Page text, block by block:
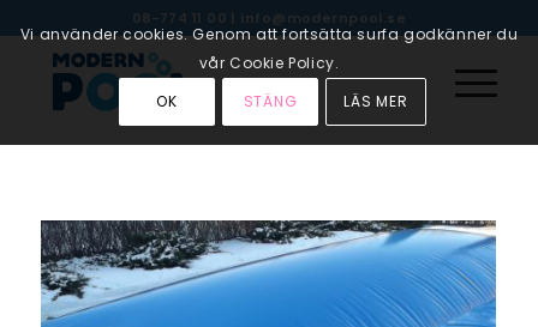
08-774 11 00 | info@modernpool.se
Vi använder cookies. Genom att fortsätta surfa godkänner du
vår Cookie Policy.
OK
STÄNG LÄS MER